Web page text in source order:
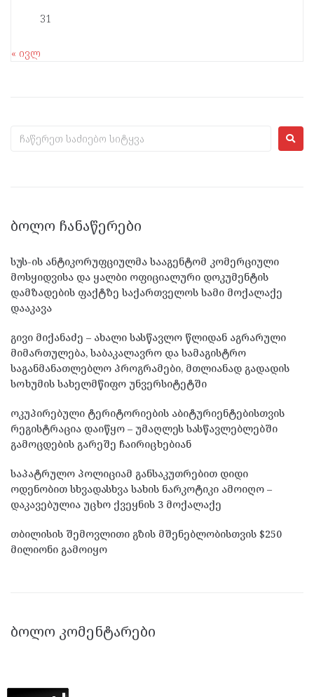
31
« ივლ
ᲑᲝᲚᲝ ᲩᲐᲜᲐᲬᲔᲠᲔᲑᲘ
სუს-ის ანტიკორუფციულმა სააგენტომ კომერციული
მოსყიდვისა და ყალბი ოფიციალური დოკუმენტის
დამზადების ფაქტზე საქართველოს სამი მოქალაქე
დააკავა
გივი მიქანაძე – ახალი სასწავლო წლიდან აგრარული
მიმართულება, საბაკალავრო და სამაგისტრო
საგანმანათლებლო პროგრამები, მთლიანად გადადის
სოხუმის სახელმწიფო უნვერსიტეტში
ოკუპირებული ტერიტორიების აბიტურიენტებისთვის
რეგისტრაცია დაიწყო – უმაღლეს სასწავლებლებში
გამოცდების გარეშე ჩაირიცხებიან
საპატრულო პოლიციამ განსაკუთრებით დიდი
ოდენობით სხვადასხვა სახის ნარკოტიკი ამოიღო –
დაკავებულია უცხო ქვეყნის 3 მოქალაქე
თბილისის შემოვლითი გზის მშენებლობისთვის $250
მილიონი გამოიყო
ᲑᲝᲚᲝ ᲙᲝᲛᲔᲜᲢᲐᲠᲔᲑᲘ